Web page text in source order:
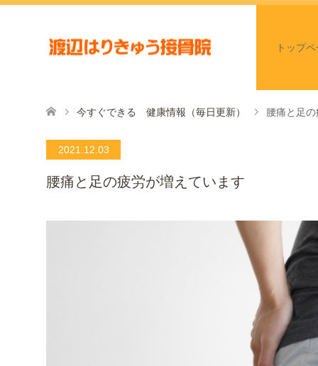
トップ
今すぐできる 健康情報（毎日更新） 腰痛と足
2021.12.03
腰痛と足の疲労が増えています